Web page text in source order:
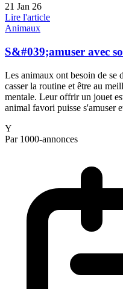
21 Jan 26
Lire l'article
Animaux
S&#039;amuser avec
Les animaux ont besoin de se
casser la routine et être au
mentale. Leur offrir un jouet
animal favori puisse s'amuser
Y
Par 1000-annonces